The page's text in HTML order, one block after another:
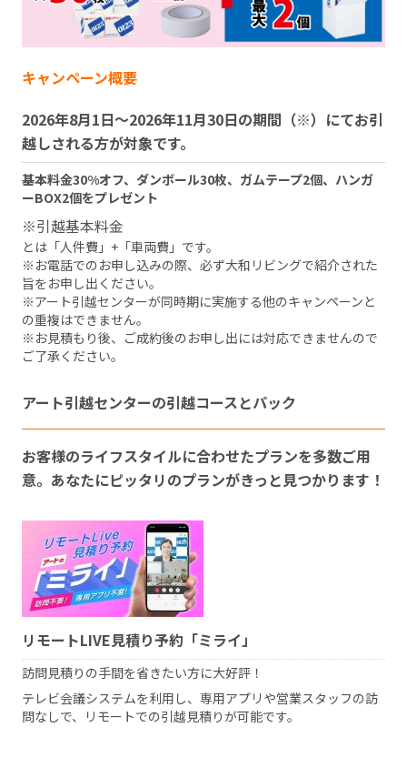
キャンペーン概要
2026年8月1日～2026年11月30日の期間（※）にてお引
越しされる方が対象です。
基本料金30%オフ、ダンボール30枚、ガムテープ2個、ハンガ
ーBOX2個をプレゼント
※引越基本料金
とは「人件費」+「車両費」です。
※お電話でのお申し込みの際、必ず大和リビングで紹介された
旨をお申し出ください。
※アート引越センターが同時期に実施する他のキャンペーンと
の重複はできません。
※お見積もり後、ご成約後のお申し出には対応できませんので
ご了承ください。
アート引越センターの引越コースとパック
お客様のライフスタイルに合わせたプランを多数ご用
意。あなたにピッタリのプランがきっと見つかります！
リモートLIVE見積り予約「ミライ」
訪問見積りの手間を省きたい方に大好評！
テレビ会議システムを利用し、専用アプリや営業スタッフの訪
問なしで、リモートでの引越見積りが可能です。